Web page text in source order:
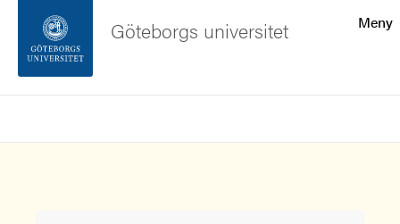
Sidfoten
Meny
Göteborgs universitet